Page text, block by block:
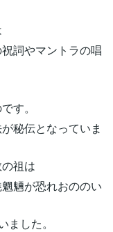
詞やマントラの唱
す。
秘伝となっていま
祖は
魎が恐れおののい
した。